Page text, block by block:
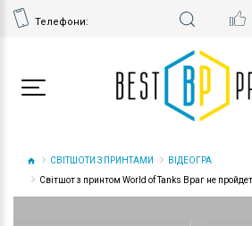
Телефони:
СВІТШОТИ З ПРИНТАМИ
ВІДЕОГРА
Світшот з принтом World of Tanks Враг не